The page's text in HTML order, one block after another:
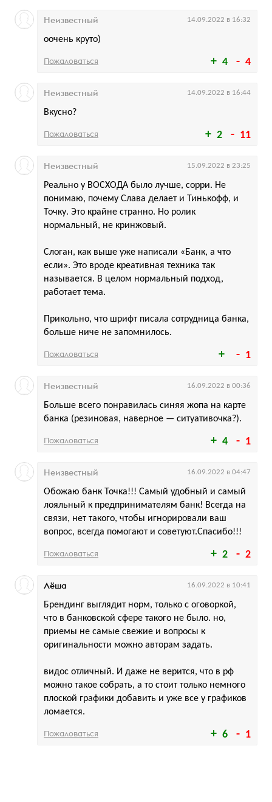
4 4
оочень круто)
Неизвестный 14.09.2022 в 16:32
Пожаловаться
2 11
Вкусно?
Неизвестный 14.09.2022 в 16:44
Пожаловаться
1
Реально у ВОСХОДА было лучше, сорри. Не
понимаю, почему Слава делает и Тинькофф, и
Точку. Это крайне странно. Но ролик
нормальный, не кринжовый.
Слоган, как выше уже написали «Банк, а что
если». Это вроде креативная техника так
называется. В целом нормальный подход,
работает тема.
Прикольно, что шрифт писала сотрудница банка,
больше ниче не запомнилось.
Неизвестный 15.09.2022 в 23:25
Пожаловаться
4 1
Больше всего понравилась синяя жопа на карте
банка (резиновая, наверное — ситуативочка?).
Неизвестный 16.09.2022 в 00:36
Пожаловаться
2 2
Обожаю банк Точка!!! Самый удобный и самый
лояльный к предпринимателям банк! Всегда на
связи, нет такого, чтобы игнорировали ваш
вопрос, всегда помогают и советуют.Спасибо!!!
Неизвестный 16.09.2022 в 04:47
Пожаловаться
6 1
Брендинг выглядит норм, только с оговоркой,
что в банковской сфере такого не было. но,
приемы не самые свежие и вопросы к
оригинальности можно авторам задать.
видос отличный. И даже не верится, что в рф
можно такое собрать, а то стоит только немного
плоской графики добавить и уже все у графиков
ломается.
Лёша 16.09.2022 в 10:41
Пожаловаться